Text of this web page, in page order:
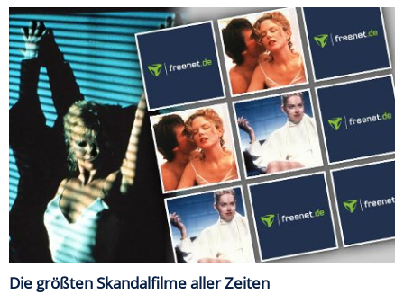
Die größten Skandalfilme aller Zeiten